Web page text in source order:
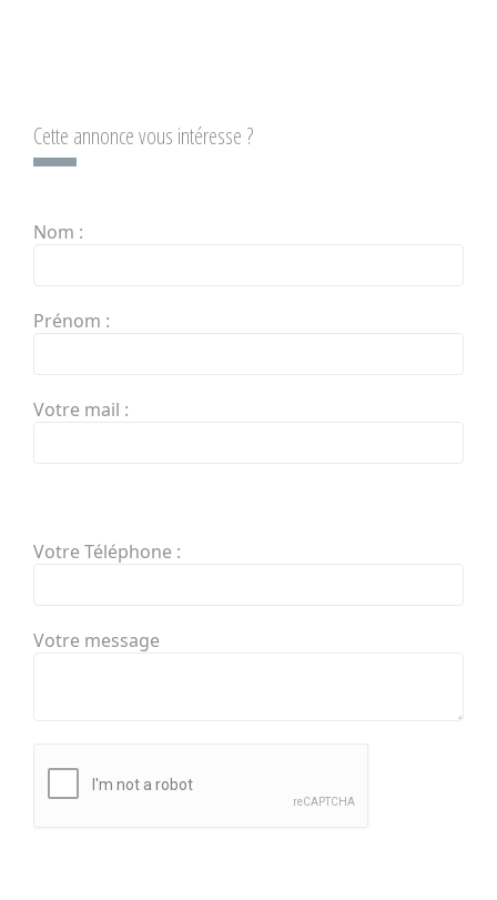
Cette annonce vous intéresse ?
Nom :
Prénom :
Votre mail :
Votre Téléphone :
Votre message